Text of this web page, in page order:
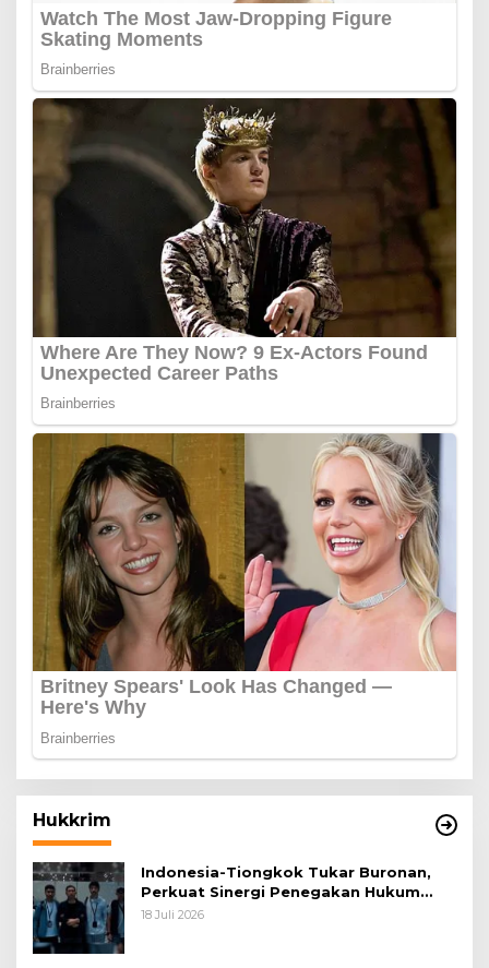
Hukkrim
Indonesia-Tiongkok Tukar Buronan,
Perkuat Sinergi Penegakan Hukum
Lintas Negara
18 Juli 2026